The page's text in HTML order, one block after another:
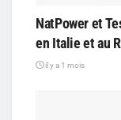
NatPower et
en Italie et au
il y a 1 mois